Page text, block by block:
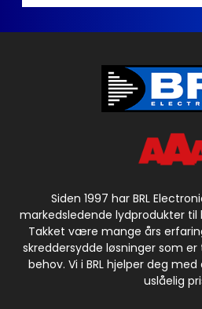
Siden 1997 har BRL
markedsledende lydprodukter
Takket være mange års
skreddersydde løsninger som
behov. Vi i BRL hjelper deg
uslåelig